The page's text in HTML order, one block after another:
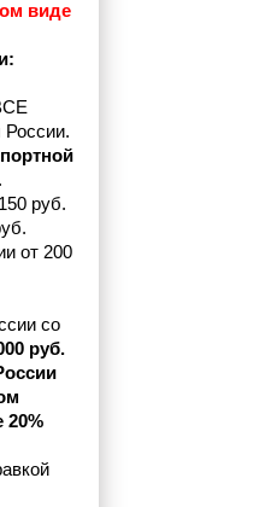
виде
России.
руб.
от 200
со
руб.
20%